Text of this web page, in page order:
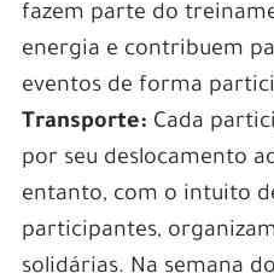
fazem parte do
energia e contribuem
eventos de forma
Transporte: Cada
por seu deslocamento
entanto, com o intuito
participantes,
solidárias. Na semana